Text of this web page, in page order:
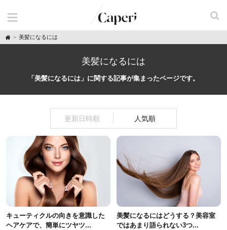
H
o
美髪になるには
美髪になるには
「美髪になるには」に関する記事が集まったページです。
更新日時順 人気順
キューティクルの向きを意識した
ヘアケアで、簡単にツヤツ...
美髪になるにはどうする？美容室
ではあまり語られない3つ...